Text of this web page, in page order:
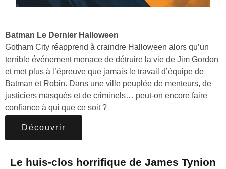
Batman Le Dernier Halloween
Gotham City réapprend à craindre Halloween alors qu’un
terrible événement menace de détruire la vie de Jim Gordon
et met plus à l’épreuve que jamais le travail d’équipe de
Batman et Robin. Dans une ville peuplée de menteurs, de
justiciers masqués et de criminels… peut-on encore faire
confiance à qui que ce soit ?
Découvrir
Le huis-clos horrifique de James Tynion